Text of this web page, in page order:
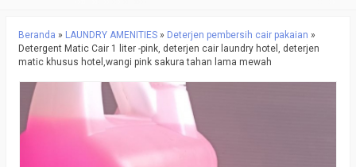
Beranda » LAUNDRY AMENITIES » Deterjen pembersih cair pakaian »
Detergent Matic Cair 1 liter -pink, deterjen cair laundry hotel, deterjen
matic khusus hotel,wangi pink sakura tahan lama mewah